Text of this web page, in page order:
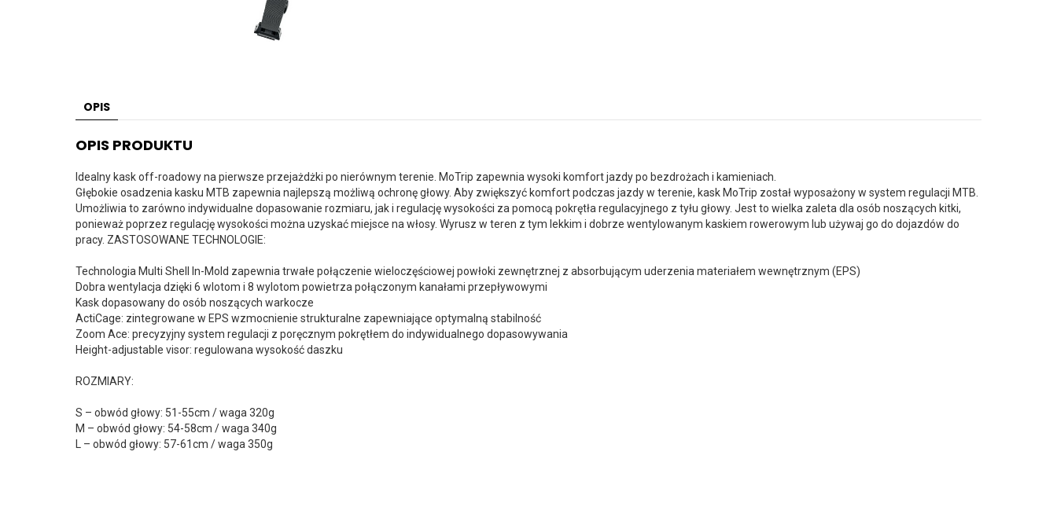
OPIS
OPIS PRODUKTU
Idealny kask off-roadowy na pierwsze przejażdżki po nierównym terenie. MoTrip zapewnia wysoki komfort jazdy po bezdrożach i kamieniach.
Głębokie osadzenia kasku MTB zapewnia najlepszą możliwą ochronę głowy. Aby zwiększyć komfort podczas jazdy w terenie, kask MoTrip został wyposażony w system regulacji MTB.
Umożliwia to zarówno indywidualne dopasowanie rozmiaru, jak i regulację wysokości za pomocą pokrętła regulacyjnego z tyłu głowy. Jest to wielka zaleta dla osób noszących kitki,
ponieważ poprzez regulację wysokości można uzyskać miejsce na włosy. Wyrusz w teren z tym lekkim i dobrze wentylowanym kaskiem rowerowym lub używaj go do dojazdów do
pracy. ZASTOSOWANE TECHNOLOGIE:
Technologia Multi Shell In-Mold zapewnia trwałe połączenie wieloczęściowej powłoki zewnętrznej z absorbującym uderzenia materiałem wewnętrznym (EPS)
Dobra wentylacja dzięki 6 wlotom i 8 wylotom powietrza połączonym kanałami przepływowymi
Kask dopasowany do osób noszących warkocze
ActiCage: zintegrowane w EPS wzmocnienie strukturalne zapewniające optymalną stabilność
Zoom Ace: precyzyjny system regulacji z poręcznym pokrętłem do indywidualnego dopasowywania
Height-adjustable visor: regulowana wysokość daszku
ROZMIARY:
S – obwód głowy: 51-55cm / waga 320g
M – obwód głowy: 54-58cm / waga 340g
L – obwód głowy: 57-61cm / waga 350g